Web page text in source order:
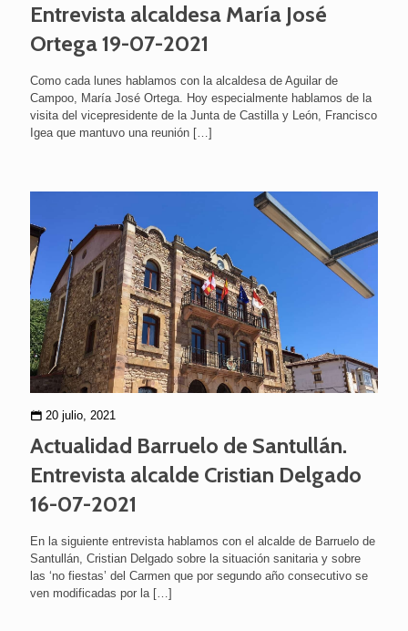
Entrevista alcaldesa María José
Ortega 19-07-2021
Como cada lunes hablamos con la alcaldesa de Aguilar de
Campoo, María José Ortega. Hoy especialmente hablamos de la
visita del vicepresidente de la Junta de Castilla y León, Francisco
Igea que mantuvo una reunión […]
20 julio, 2021
Actualidad Barruelo de Santullán.
Entrevista alcalde Cristian Delgado
16-07-2021
En la siguiente entrevista hablamos con el alcalde de Barruelo de
Santullán, Cristian Delgado sobre la situación sanitaria y sobre
las ‘no fiestas’ del Carmen que por segundo año consecutivo se
ven modificadas por la[…]